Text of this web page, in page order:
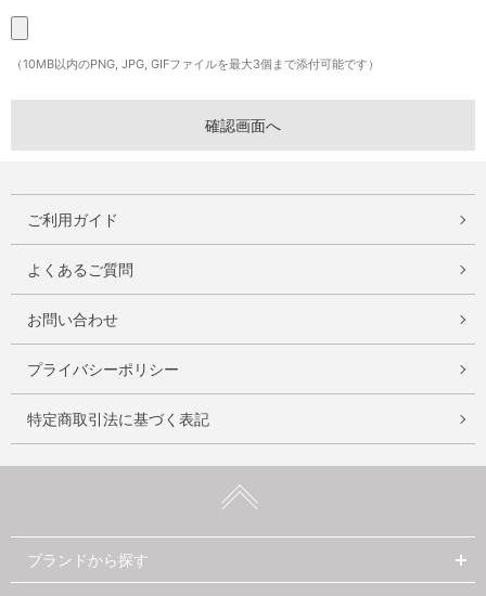
（10MB以内のPNG, JPG, GIFファイルを最大3個まで添付可能です）
ご利用ガイド
よくあるご質問
お問い合わせ
プライバシーポリシー
特定商取引法に基づく表記
ブランドから探す